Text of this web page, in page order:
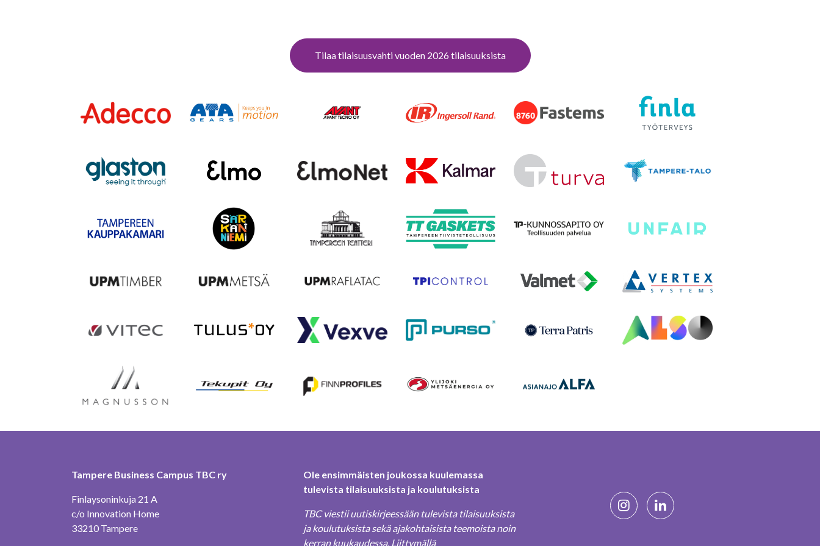
Tilaa tilaisuusvahti vuoden 2026 tilaisuuksista
Tampere Business Campus TBC ry
Finlaysoninkuja 21 A
c/o Innovation Home
33210 Tampere
Ole ensimmäisten joukossa kuulemassa
tulevista tilaisuuksista ja koulutuksista
TBC viestii uutiskirjeessään tulevista tilaisuuksista
ja koulutuksista sekä ajakohtaisista teemoista noin
kerran kuukaudessa. Liittymällä